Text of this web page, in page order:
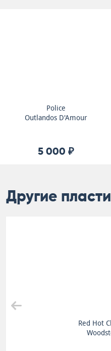
Police
Outlandos D'Amour
5 000 ₽
Другие
Red Hot Chili Peppers
Woodstock 1994